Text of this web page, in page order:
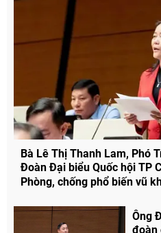
Bà Lê Thị Thanh Lam, Phó
Đoàn Đại biểu Quốc hội TP
Phòng, chống phổ biến vũ
Ông
đoàn